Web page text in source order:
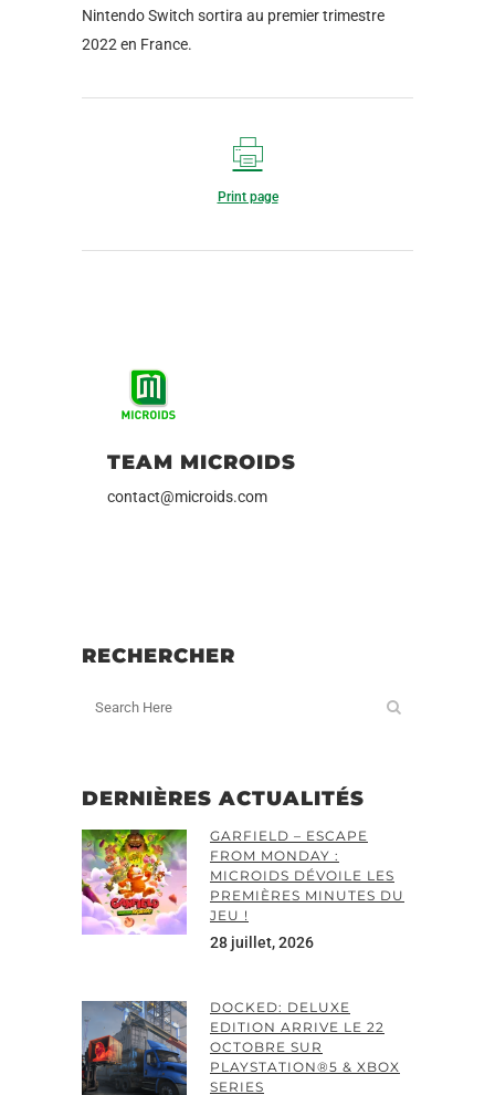
Nintendo Switch sortira au premier trimestre
2022 en France.
Print page
TEAM MICROIDS
contact@microids.com
RECHERCHER
DERNIÈRES ACTUALITÉS
GARFIELD – ESCAPE
FROM MONDAY :
MICROIDS DÉVOILE LES
PREMIÈRES MINUTES DU
JEU !
28 juillet, 2026
DOCKED: DELUXE
EDITION ARRIVE LE 22
OCTOBRE SUR
PLAYSTATION®5 & XBOX
SERIES